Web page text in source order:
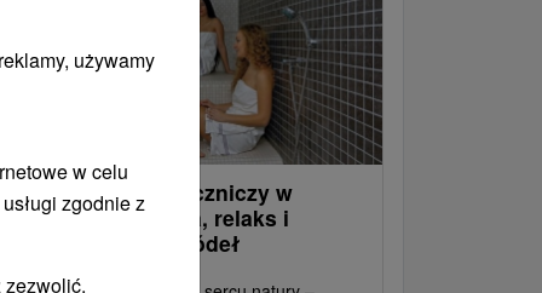
zdrowotny i leczniczy w
– energia, relaks i
moc źródeł
używamy
w celu
zgodnie z